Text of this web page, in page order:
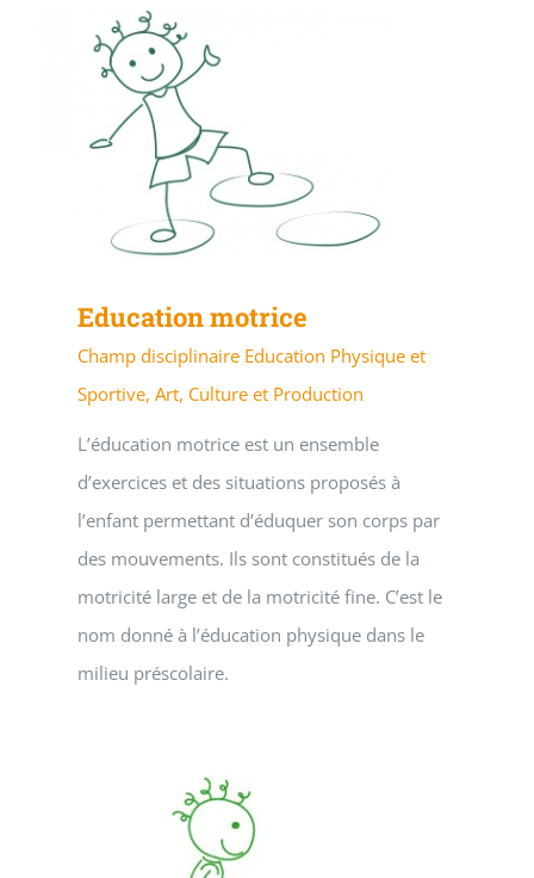
Education motrice
Champ disciplinaire Education Physique et
Sportive, Art, Culture et Production
L’éducation motrice est un ensemble
d’exercices et des situations proposés à
l’enfant permettant d’éduquer son corps par
des mouvements. Ils sont constitués de la
motricité large et de la motricité fine. C’est le
nom donné à l’éducation physique dans le
milieu préscolaire.